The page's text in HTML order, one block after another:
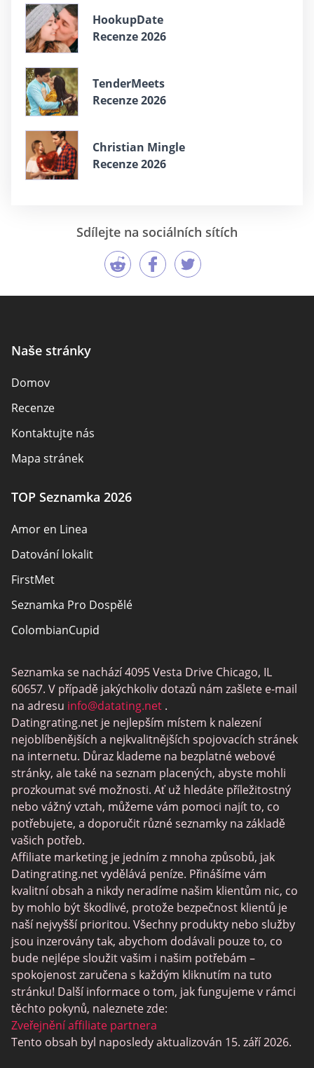
HookupDate
Recenze 2026
TenderMeets
Recenze 2026
Christian Mingle
Recenze 2026
Sdílejte na sociálních sítích
Naše stránky
Domov
Recenze
Kontaktujte nás
Mapa stránek
TOP Seznamka 2026
Amor en Linea
Datování lokalit
FirstMet
Seznamka Pro Dospělé
ColombianCupid
MeetMindful
Seznamka BDSM
BBPeopleMeet
Stránky Sugar Daddy
JPeopleMeet
Trans Seznamka
Senior Datování Lokalit
MyLOL
Gay Seznamka
Lesbické Seznamky
Černé Datování Lokalit
SugarDaddyMeet
LatinAmericanCupid
CatholicMatch
Seznamka se nachází 4095 Vesta Drive Chicago, IL
60657. V případě jakýchkoliv dotazů nám zašlete e-mail
na adresu info@datating.net .
Datingrating.net je nejlepším místem k nalezení
nejoblíbenějších a nejkvalitnějších spojovacích stránek
na internetu. Důraz klademe na bezplatné webové
stránky, ale také na seznam placených, abyste mohli
prozkoumat své možnosti. Ať už hledáte příležitostný
nebo vážný vztah, můžeme vám pomoci najít to, co
potřebujete, a doporučit různé seznamky na základě
vašich potřeb.
Affiliate marketing je jedním z mnoha způsobů, jak
Datingrating.net vydělává peníze. Přinášíme vám
kvalitní obsah a nikdy neradíme našim klientům nic, co
by mohlo být škodlivé, protože bezpečnost klientů je
naší nejvyšší prioritou. Všechny produkty nebo služby
jsou inzerovány tak, abychom dodávali pouze to, co
bude nejlépe sloužit vašim i našim potřebám –
spokojenost zaručena s každým kliknutím na tuto
stránku! Další informace o tom, jak fungujeme v rámci
těchto pokynů, naleznete zde:
Zveřejnění affiliate partnera
Tento obsah byl naposledy aktualizován 15. září 2026.